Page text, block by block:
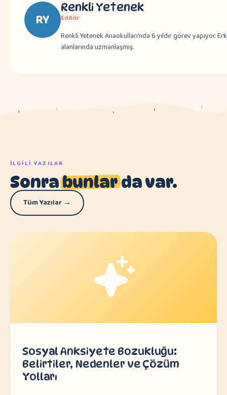
RY
Renkli Yetenek
Editör
Renkli Yetenek Anaokulları'nda 6 yıldır görev yapıyor.
alanlarında uzmanlaşmış.
İLGILI YAZILAR
Sonrabunlarda var.
Tüm Yazılar →
Sosyal Anksiyete Bozukluğu:
Belirtiler, Nedenler ve Çözüm
Yolları